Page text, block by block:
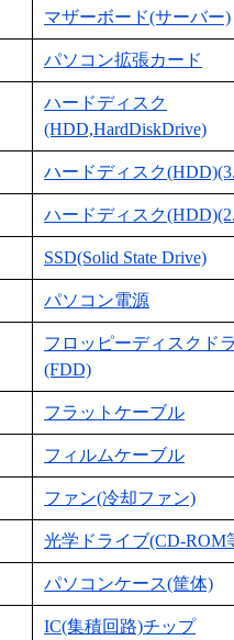
マザーボード(サーバー)
パソコン拡張カード
ハードディスク
(HDD,HardDiskDrive)
ハードディスク
ハードディスク
SSD(Solid State Drive)
パソコン電源
フロッピーディスクド
(FDD)
フラットケーブル
フィルムケーブル
ファン(冷却ファン)
光学ドライブ(CD-ROM
パソコンケース(筐体)
IC(集積回路)チップ